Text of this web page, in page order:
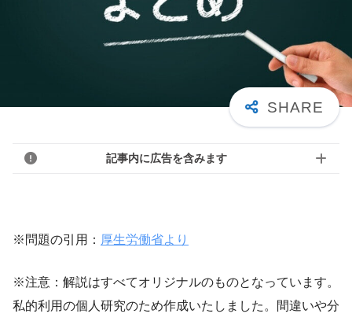
記事内に広告を含みます
※問題の引用： 厚生労働省より
※注意：解説はすべてオリジナルのものとなっています。
私的利用の個人研究のため作成いたしました。間違いや分